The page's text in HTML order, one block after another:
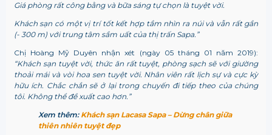
Giá phòng rất công bằng và bữa sáng tự chọn là tuyệt vời.
Khách sạn có một vị trí tốt kết hợp tầm nhìn ra núi và vẫn rất gần
(- 300 m) với trung tâm sầm uất của thị trấn Sapa.”
Chị Hoàng Mỹ Duyên nhận xét (ngày 05 tháng 01 năm 2019):
“Khách sạn tuyệt vời, thức ăn rất tuyệt, phòng sạch sẽ với giường
thoải mái và vòi hoa sen tuyệt vời. Nhân viên rất lịch sự và cực kỳ
hữu ích. Chắc chắn sẽ ở lại trong chuyến đi tiếp theo của chúng
tôi. Không thể đề xuất cao hơn.”
Xem thêm: Khách sạn Lacasa Sapa – Dừng chân giữa
thiên nhiên tuyệt đẹp